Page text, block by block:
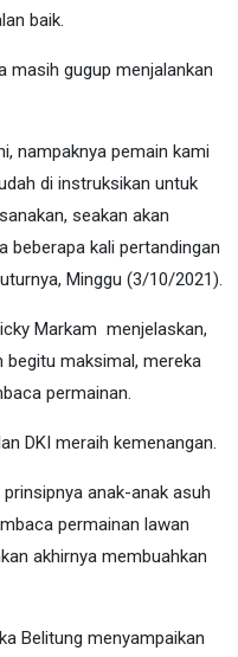
baik.
masih gugup menjalankan
nampaknya pemain kami
di instruksikan untuk
seakan akan
beberapa kali pertandingan
Minggu (3/10/2021).
Markam menjelaskan,
maksimal, mereka
permainan.
DKI meraih kemenangan.
anak-anak asuh
permainan lawan
akhirnya membuahkan
Belitung menyampaikan